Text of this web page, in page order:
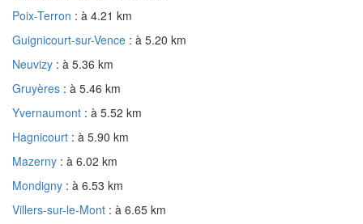
Poix-Terron : à 4.21 km
Guignicourt-sur-Vence : à 5.20 km
Neuvizy : à 5.36 km
Gruyères : à 5.46 km
Yvernaumont : à 5.52 km
Hagnicourt : à 5.90 km
Mazerny : à 6.02 km
Mondigny : à 6.53 km
Villers-sur-le-Mont : à 6.65 km